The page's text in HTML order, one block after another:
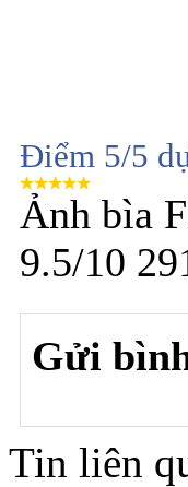
Điểm 5/5
Ảnh bìa
9.5/10
Gửi
Tin liên